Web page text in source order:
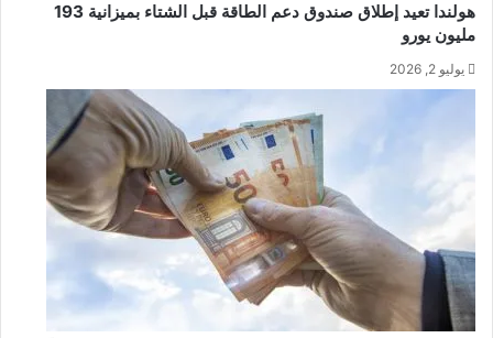
هولندا تعيد إطلاق صندوق دعم الطاقة قبل الشتاء بميزانية 193
مليون يورو
يوليو 2, 2026